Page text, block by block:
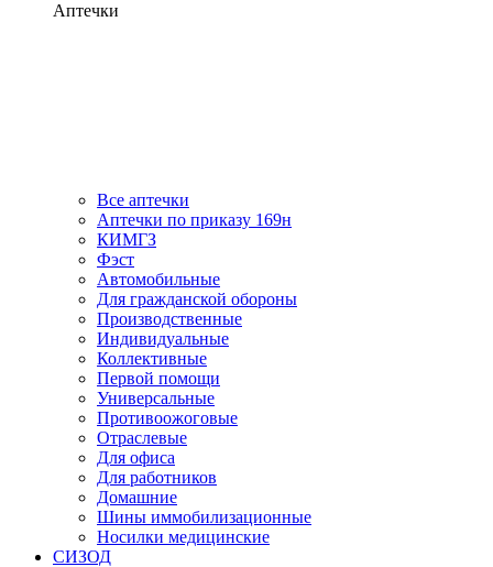
Аптечки
Все аптечки
Аптечки по приказу 169н
КИМГЗ
Фэст
Автомобильные
Для гражданской обороны
Производственные
Индивидуальные
Коллективные
Первой помощи
Универсальные
Противоожоговые
Отраслевые
Для офиса
Для работников
Домашние
Шины иммобилизационные
Носилки медицинские
СИЗОД